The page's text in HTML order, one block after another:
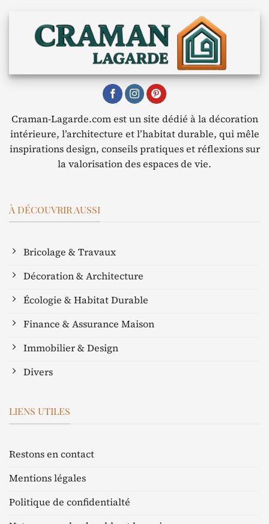
Craman-Lagarde.com est un site dédié à la décoration
intérieure, l’architecture et l’habitat durable, qui mêle
inspirations design, conseils pratiques et réflexions sur
la valorisation des espaces de vie.
À DÉCOUVRIR AUSSI
Bricolage & Travaux
Décoration & Architecture
Écologie & Habitat Durable
Finance & Assurance Maison
Immobilier & Design
Divers
LIENS UTILES
Restons en contact
Mentions légales
Politique de confidentialté